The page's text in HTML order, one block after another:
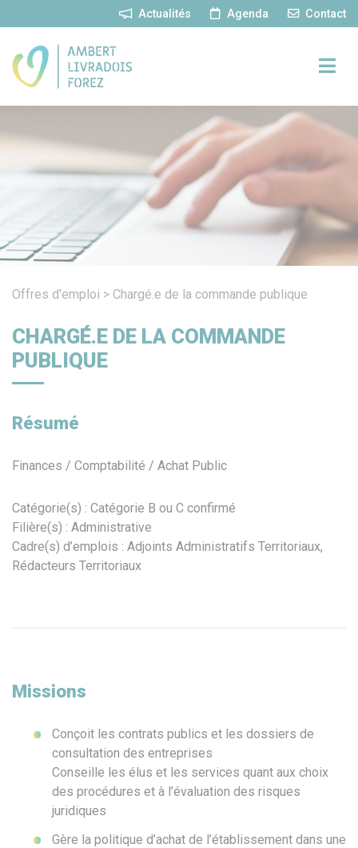
Actualités Agenda Contact
Offres d'emploi > Chargé.e de la commande publique
CHARGÉ.E DE LA COMMANDE
PUBLIQUE
Résumé
Finances / Comptabilité / Achat Public
Catégorie(s) : Catégorie B ou C confirmé
Filière(s) : Administrative
Cadre(s) d’emplois : Adjoints Administratifs Territoriaux,
Rédacteurs Territoriaux
Missions
Conçoit les contrats publics et les dossiers de
consultation des entreprises
Conseille les élus et les services quant aux choix
des procédures et à l’évaluation des risques
juridiques
Gère la politique d’achat de l’établissement dans une
Panneau de gestion des cookies